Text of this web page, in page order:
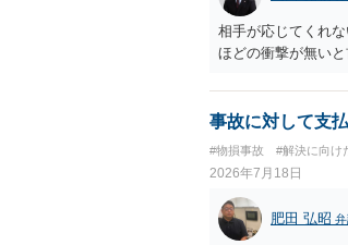
相手が応じてくれ
ほどの衝撃が無い
事故に対して支
#物損事故 #解決に向け
2026年7月18日
肥田 弘昭